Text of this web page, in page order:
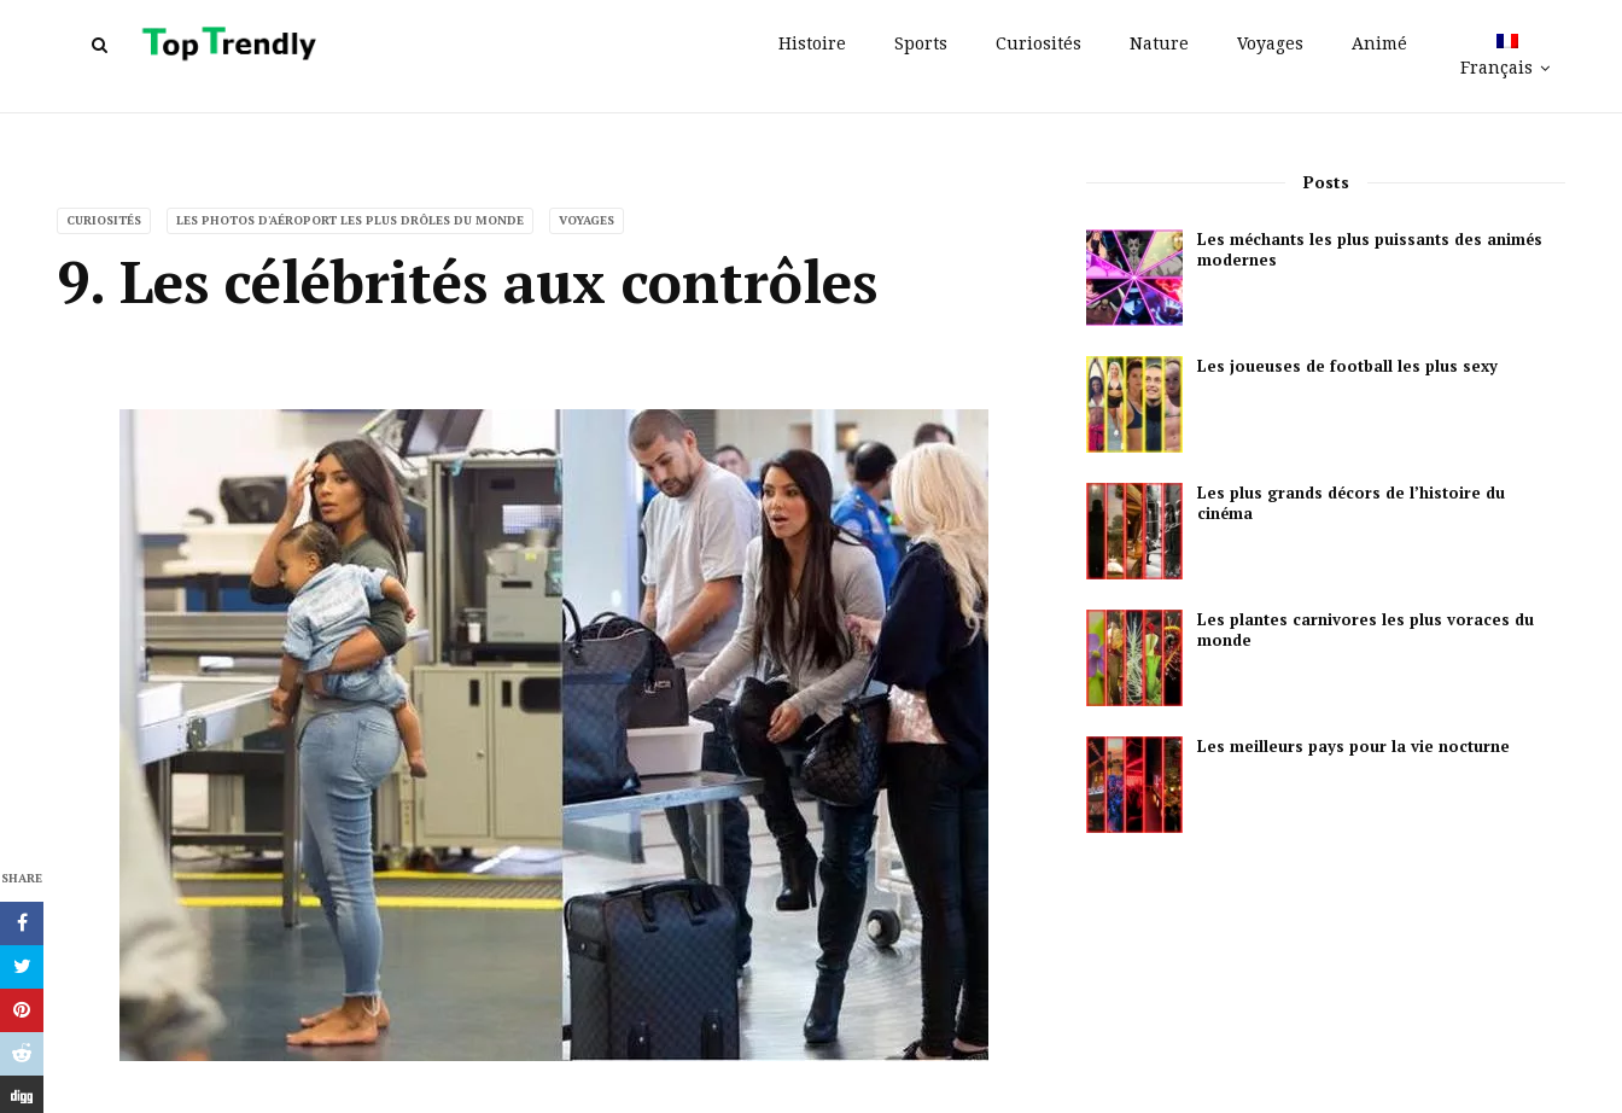
Histoire Sports Curiosités Nature Voyages
Animé
Français
CURIOSITÉS LES PHOTOS D'AÉROPORT LES PLUS DRÔLES DU MONDE VOYAGES
9. Les célébrités aux contrôles
SHARE
Posts
Les méchants les plus puissants des animés
modernes
Les joueuses de football les plus sexy
Les plus grands décors de l’histoire du
cinéma
Les plantes carnivores les plus voraces du
monde
Les meilleurs pays pour la vie nocturne